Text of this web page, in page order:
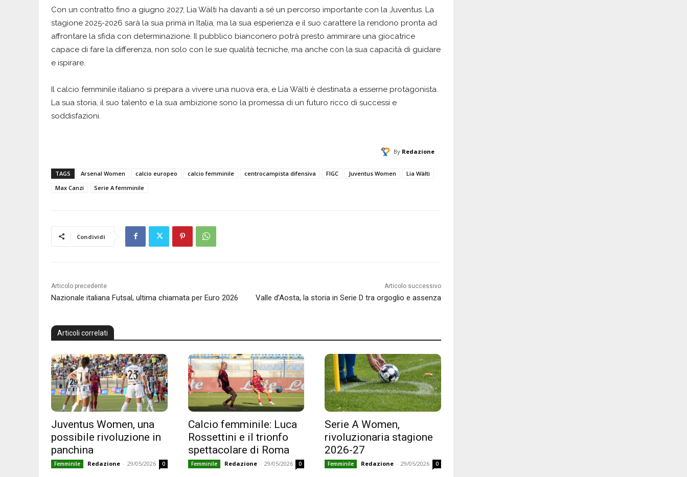
Con un contratto fino a giugno 2027, Lia Wälti ha davanti a sé un percorso importante con la Juventus. La
stagione 2025-2026 sarà la sua prima in Italia, ma la sua esperienza e il suo carattere la rendono pronta ad
affrontare la sfida con determinazione. Il pubblico bianconero potrà presto ammirare una giocatrice
capace di fare la differenza, non solo con le sue qualità tecniche, ma anche con la sua capacità di guidare
e ispirare.
Il calcio femminile italiano si prepara a vivere una nuova era, e Lia Wälti è destinata a esserne protagonista.
La sua storia, il suo talento e la sua ambizione sono la promessa di un futuro ricco di successi e
soddisfazioni.
By Redazione
TAGS Arsenal Women calcio europeo calcio femminile centrocampista difensiva FIGC Juventus Women
Lia Wälti
Max Canzi
Serie A femminile
Condividi
Articolo precedente
Nazionale italiana Futsal, ultima chiamata per Euro 2026
Articolo successivo
Valle d’Aosta, la storia in Serie D tra orgoglio e assenza
Articoli correlati
Juventus Women, una
possibile rivoluzione in
panchina
Femminile Redazione - 29/05/2026 0
Calcio femminile: Luca
Rossettini e il trionfo
spettacolare di Roma
Femminile Redazione - 29/05/2026 0
Serie A Women,
rivoluzionaria stagione
2026-27
Femminile Redazione - 29/05/2026 0